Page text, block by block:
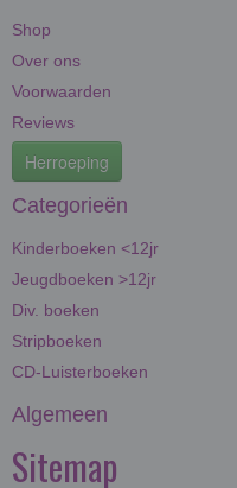
Shop
Over ons
Voorwaarden
Reviews
Herroeping
Categorieën
Kinderboeken <12jr
Jeugdboeken >12jr
Div. boeken
Stripboeken
CD-Luisterboeken
Algemeen
Sitemap